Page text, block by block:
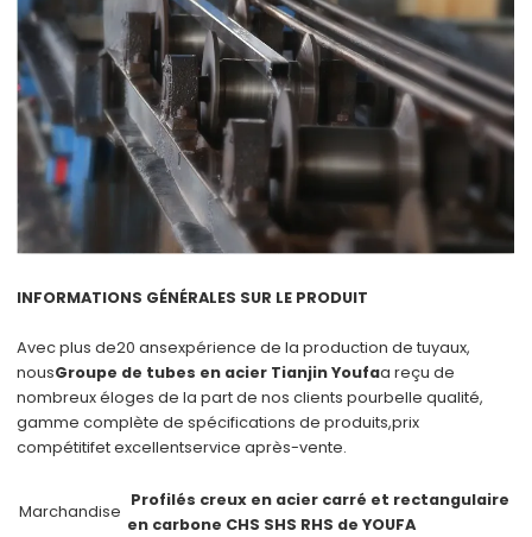
INFORMATIONS GÉNÉRALES SUR LE PRODUIT
Avec plus de20 ansexpérience de la production de tuyaux,
nousGroupe de tubes en acier Tianjin Youfaa reçu de
nombreux éloges de la part de nos clients pourbelle qualité,
gamme complète de spécifications de produits,prix
compétitifet excellentservice après-vente.
Marchandise
Profilés creux en acier carré et rectangulaire
en carbone CHS SHS RHS de YOUFA